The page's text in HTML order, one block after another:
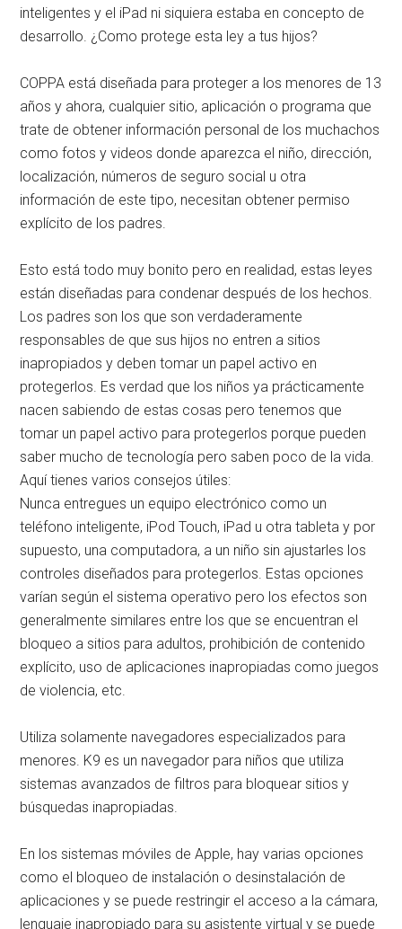
inteligentes y el iPad ni siquiera estaba en concepto de
desarrollo. ¿Como protege esta ley a tus hijos?
COPPA está diseñada para proteger a los menores de 13
años y ahora, cualquier sitio, aplicación o programa que
trate de obtener información personal de los muchachos
como fotos y videos donde aparezca el niño, dirección,
localización, números de seguro social u otra
información de este tipo, necesitan obtener permiso
explícito de los padres.
Esto está todo muy bonito pero en realidad, estas leyes
están diseñadas para condenar después de los hechos.
Los padres son los que son verdaderamente
responsables de que sus hijos no entren a sitios
inapropiados y deben tomar un papel activo en
protegerlos. Es verdad que los niños ya prácticamente
nacen sabiendo de estas cosas pero tenemos que
tomar un papel activo para protegerlos porque pueden
saber mucho de tecnología pero saben poco de la vida.
Aquí tienes varios consejos útiles:
Nunca entregues un equipo electrónico como un
teléfono inteligente, iPod Touch, iPad u otra tableta y por
supuesto, una computadora, a un niño sin ajustarles los
controles diseñados para protegerlos. Estas opciones
varían según el sistema operativo pero los efectos son
generalmente similares entre los que se encuentran el
bloqueo a sitios para adultos, prohibición de contenido
explícito, uso de aplicaciones inapropiadas como juegos
de violencia, etc.
Utiliza solamente navegadores especializados para
menores. K9 es un navegador para niños que utiliza
sistemas avanzados de filtros para bloquear sitios y
búsquedas inapropiadas.
En los sistemas móviles de Apple, hay varias opciones
como el bloqueo de instalación o desinstalación de
aplicaciones y se puede restringir el acceso a la cámara,
lenguaje inapropiado para su asistente virtual y se puede